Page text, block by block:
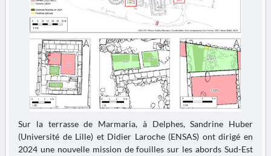
Sur la terrasse de Marmaria, à Delphes, Sandrine Huber
(Université de Lille) et Didier Laroche (ENSAS) ont dirigé en
2024 une nouvelle mission de fouilles sur les abords Sud-Est